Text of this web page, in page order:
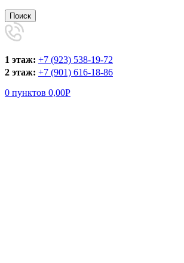
Поиск
1 этаж: +7 (923) 538-19-72
2 этаж: +7 (901) 616-18-86
0 пунктов 0,00Р